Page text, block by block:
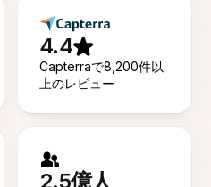
4.4
Capterraで8,200件以
上のレビュー
2.5億人